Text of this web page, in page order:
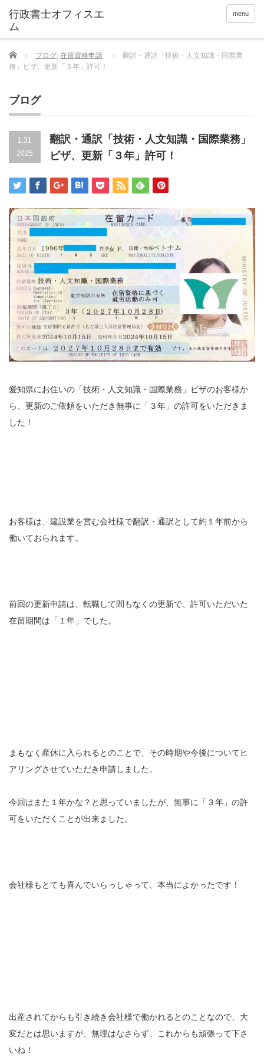
menu
Home ブログ, 在留資格申請
翻訳・通訳「技術・人文知識・国際業
務」ビザ、更新「３年」許可！
ブログ
1.31
2025
翻訳・通訳「技術・人文知識・国際業務」
ビザ、更新「３年」許可！
愛知県にお住いの「技術・人文知識・国際業務」ビザのお客様か
ら、更新のご依頼をいただき無事に「３年」の許可をいただきま
した！
お客様は、建設業を営む会社様で翻訳・通訳として約１年前から
働いておられます。
前回の更新申請は、転職して間もなくの更新で、許可いただいた
在留期間は「１年」でした。
まもなく産休に入られるとのことで、その時期や今後についてヒ
アリングさせていただき申請しました。
今回はまた１年かな？と思っていましたが、無事に「３年」の許
可をいただくことが出来ました。
会社様もとても喜んでいらっしゃって、本当によかったです！
出産されてからも引き続き会社様で働かれるとのことなので、大
変だとは思いますが、無理はなさらず、これからも頑張って下さ
いね！